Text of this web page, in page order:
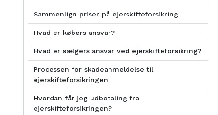
Sammenlign priser på ejerskifteforsikring
Hvad er købers ansvar?
Hvad er sælgers ansvar ved ejerskifteforsikring?
Processen for skadeanmeldelse til
ejerskifteforsikringen
Hvordan får jeg udbetaling fra
ejerskifteforsikringen?